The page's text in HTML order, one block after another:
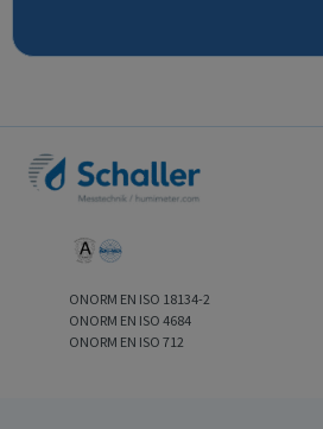
ONORM EN ISO 18134-2
ONORM EN ISO 4684
ONORM EN ISO 712